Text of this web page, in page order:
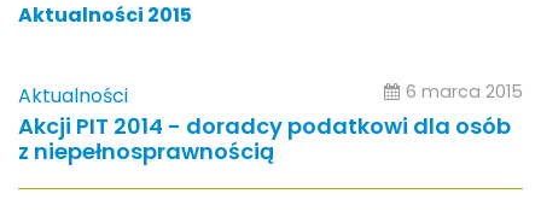
Aktualności 2015
Aktualności 6 marca 2015
Akcji PIT 2014 - doradcy podatkowi dla osób
z niepełnosprawnością